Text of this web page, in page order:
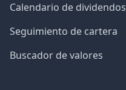
Calendario de dividendos
Seguimiento de cartera
Buscador de valores